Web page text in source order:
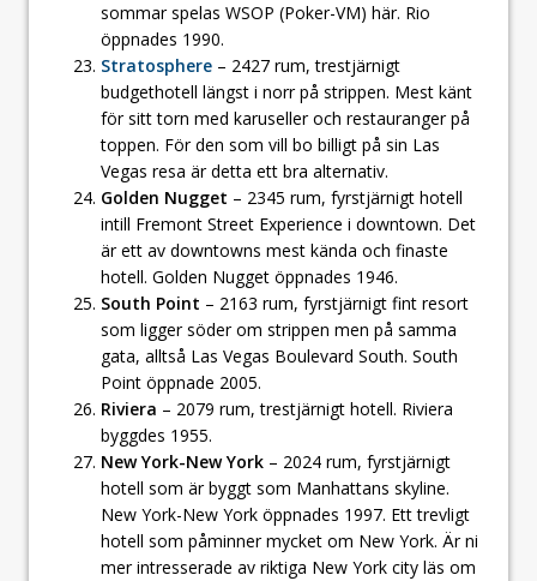
sommar spelas WSOP (Poker-VM) här. Rio
öppnades 1990.
Stratosphere – 2427 rum, trestjärnigt
budgethotell längst i norr på strippen. Mest känt
för sitt torn med karuseller och restauranger på
toppen. För den som vill bo billigt på sin Las
Vegas resa är detta ett bra alternativ.
Golden Nugget – 2345 rum, fyrstjärnigt hotell
intill Fremont Street Experience i downtown. Det
är ett av downtowns mest kända och finaste
hotell. Golden Nugget öppnades 1946.
South Point – 2163 rum, fyrstjärnigt fint resort
som ligger söder om strippen men på samma
gata, alltså Las Vegas Boulevard South. South
Point öppnade 2005.
Riviera – 2079 rum, trestjärnigt hotell. Riviera
byggdes 1955.
New York-New York – 2024 rum, fyrstjärnigt
hotell som är byggt som Manhattans skyline.
New York-New York öppnades 1997. Ett trevligt
hotell som påminner mycket om New York. Är ni
mer intresserade av riktiga New York city läs om